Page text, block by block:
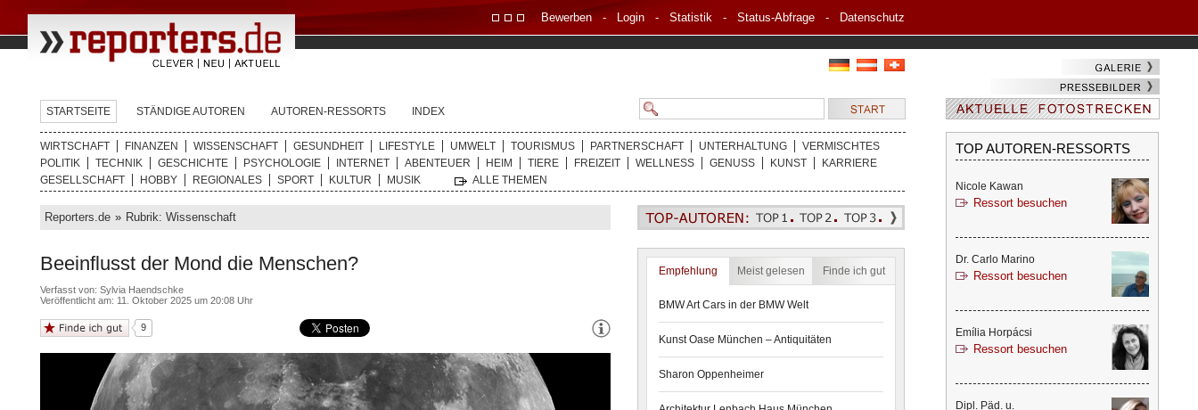
Bewerben- Login- Statistik- Status-Abfrage- Datenschutz
STARTSEITE STÄNDIGE AUTOREN AUTOREN-RESSORTS INDEX
WIRTSCHAFT FINANZEN WISSENSCHAFT GESUNDHEIT LIFESTYLE UMWELT TOURISMUS PARTNERSCHAFT UNTERHALTUNG
VERMISCHTES
POLITIK
TECHNIK GESCHICHTE PSYCHOLOGIE INTERNET ABENTEUER HEIM TIERE FREIZEIT WELLNESS GENUSS KUNST
KARRIERE
GESELLSCHAFT
HOBBY REGIONALES SPORT KULTUR MUSIK ALLE THEMEN
Reporters.de » Rubrik: Wissenschaft
Beeinflusst der Mond die Menschen?
Verfasst von: Sylvia Haendschke
Veröffentlicht am: 11. Oktober 2025 um 20:08 Uhr
9
Empfehlung Meist gelesen Finde ich gut
BMW Art Cars in der BMW Welt
Kunst Oase München – Antiquitäten
Sharon Oppenheimer
TOP AUTOREN-RESSORTS
Nicole Kawan
Ressort besuchen
Dr. Carlo Marino
Ressort besuchen
Emília Horpácsi
Ressort besuchen
Dipl. Päd. u.